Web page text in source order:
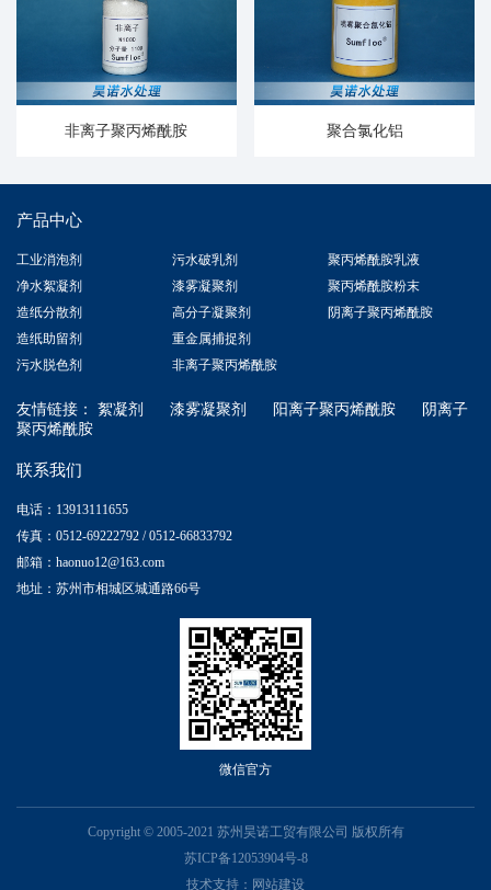
非离子聚丙烯酰胺 聚合氯化铝
产品中心
工业消泡剂
净水絮凝剂
造纸分散剂
造纸助留剂
污水脱色剂
污水破乳剂
漆雾凝聚剂
高分子凝聚剂
重金属捕捉剂
非离子聚丙烯酰胺
聚丙烯酰胺乳液
聚丙烯酰胺粉末
阴离子聚丙烯酰胺
友情链接： 絮凝剂 漆雾凝聚剂 阳离子聚丙烯酰胺
阴离子
聚丙烯酰胺
联系我们
电话：13913111655
传真：0512-69222792 / 0512-66833792
邮箱：haonuo12@163.com
地址：苏州市相城区城通路66号
微信官方
Copyright © 2005-2021 苏州昊诺工贸有限公司 版权所有
苏ICP备12053904号-8
技术支持： 网站建设